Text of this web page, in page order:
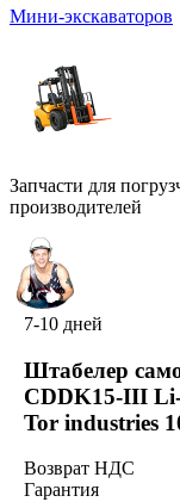
Мини-экскаваторов
Запчасти для
производителей
7-10 дней
Штабелер
CDDK15-III
Tor industries
Возврат НДС
Гарантия